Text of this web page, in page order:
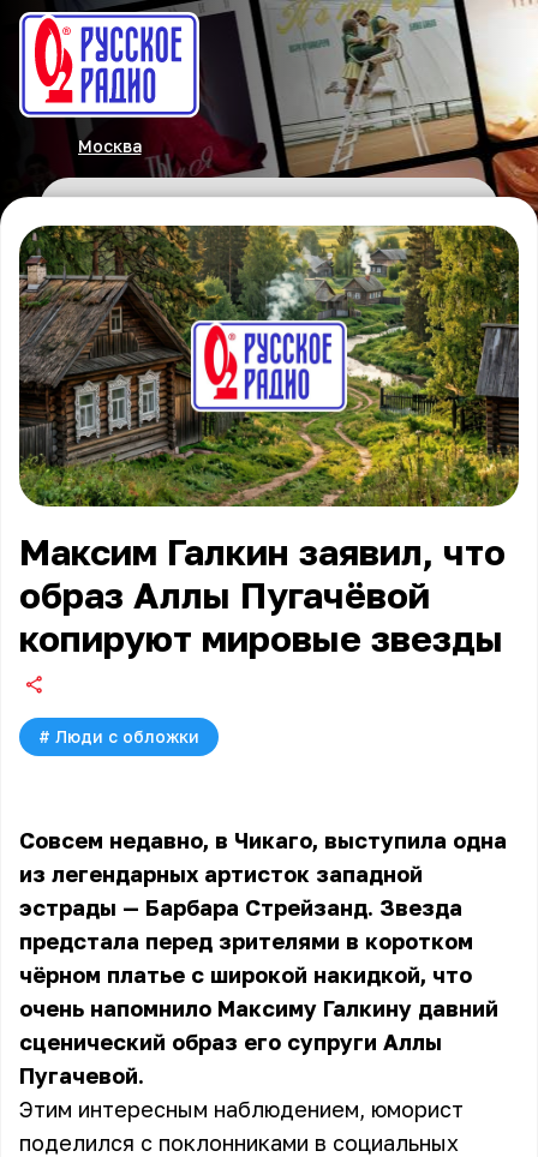
Москва
Максим Галкин заявил, что
образ Аллы Пугачёвой
копируют мировые звезды
# Люди с обложки
Совсем недавно, в Чикаго, выступила одна
из легендарных артисток западной
эстрады — Барбара Стрейзанд. Звезда
предстала перед зрителями в коротком
чёрном платье с широкой накидкой, что
очень напомнило Максиму Галкину давний
сценический образ его супруги Аллы
Пугачевой.
Этим интересным наблюдением, юморист
поделился с поклонниками в социальных